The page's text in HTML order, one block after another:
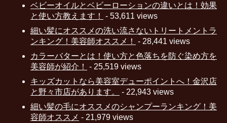
ベビーオイルとベビーローションの違いとは！効果
と使い方教えます！
- 53,611 views
細い髪にオススメの洗い流さないトリートメントラ
ンキング！美容師オススメ！
- 28,441 views
カラーバターとは！使い方と色落ちを防ぐ染め方を
美容師が紹介！
- 25,519 views
キッズカットなら美容室デューポイントへ！金沢店
と野々市店があります。
- 22,943 views
細い髪の毛にオススメのシャンプーランキング！美
容師オススメ - 21,979 views